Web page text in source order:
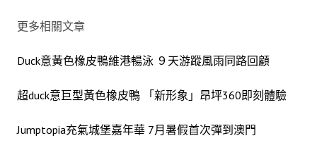
更多相關文章
Duck意黃色橡皮鴨維港暢泳 ９天游蹤風雨同路回顧
超duck意巨型黃色橡皮鴨 「新形象」昂坪360即刻體驗
Jumptopia充氣城堡嘉年華 7月暑假首次彈到澳門